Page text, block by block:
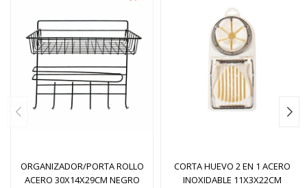
ORGANIZADOR/PORTA ROLLO
ACERO 30X14X29CM NEGRO
CORTA HUEVO 2 EN 1 ACERO
INOXIDABLE 11X3X22CM